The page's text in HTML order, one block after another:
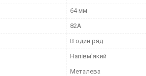
64 мм
82А
В один ряд
Напівм'який
Металева